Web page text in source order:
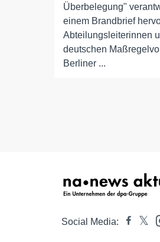
Überbelegung"
einem Brandbrief
Abteilungsleiterinnen
deutschen
Berliner ...
Social Media: